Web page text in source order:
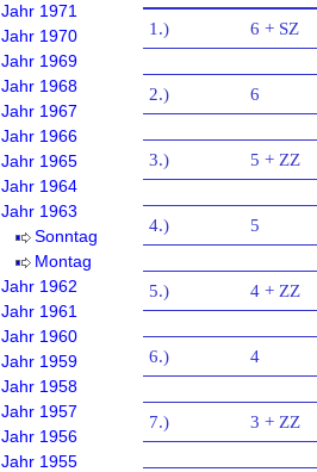
Jahr 1971
Jahr 1970
Jahr 1969
Jahr 1968
Jahr 1967
Jahr 1966
Jahr 1965
Jahr 1964
Jahr 1963
Sonntag
Montag
Jahr 1962
Jahr 1961
Jahr 1960
Jahr 1959
Jahr 1958
Jahr 1957
Jahr 1956
Jahr 1955
1.) 6 + SZ
2.) 6
3.) 5 + ZZ
4.) 5
5.) 4 + ZZ
6.) 4
7.) 3 + ZZ